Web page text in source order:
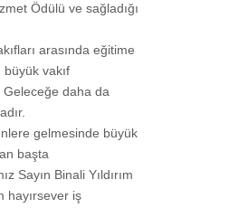
Ödülü ve sağladığı
arasında eğitime
vakıf
Geleceğe daha da
gelmesinde büyük
başta
Sayın Binali Yıldırım
hayırsever iş